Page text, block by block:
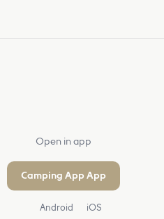
Open in app
Camping App App
Android iOS